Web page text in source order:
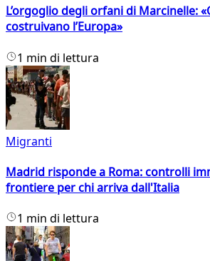
L’orgoglio degli orfani di Marcinelle:
costruivano l’Europa»
1 min di lettura
Migranti
Madrid risponde a Roma: controlli
frontiere per chi arriva dall'Italia
1 min di lettura